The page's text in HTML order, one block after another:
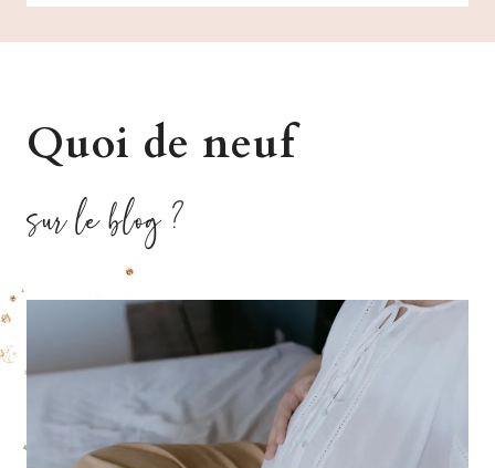
Quoi de neuf
sur le blog ?